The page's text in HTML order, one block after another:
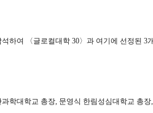
하여 〈글로컬대학 30〉 과 여기에 선정된 3
학대학교 총장, 문영식 한림성심대학교 총장,